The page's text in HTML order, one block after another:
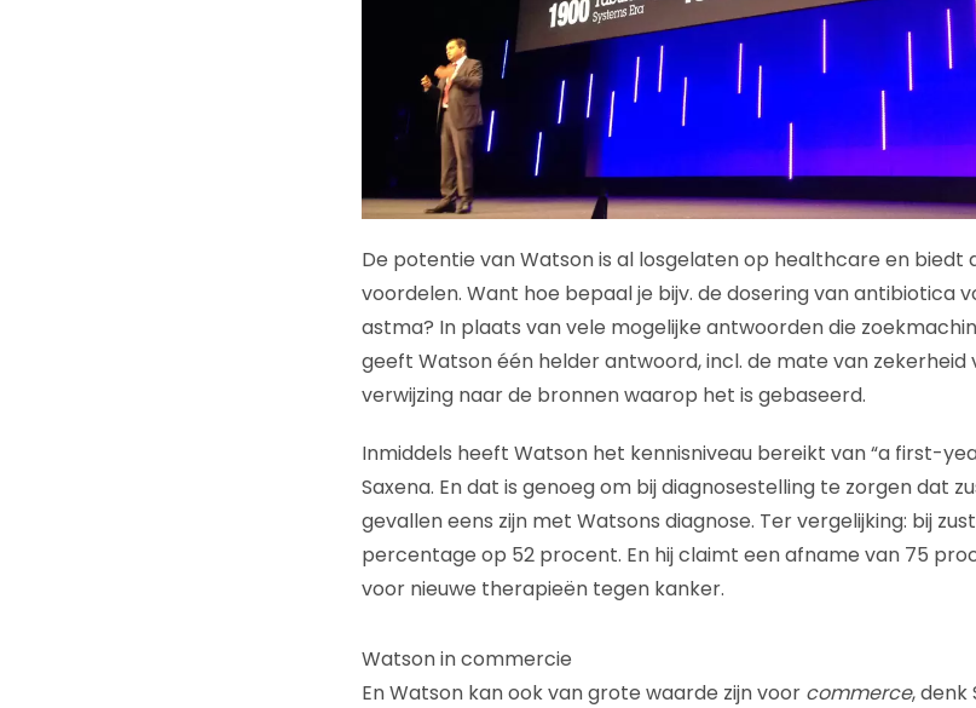
De potentie van Watson is al losgelaten op healthcare en biedt
voordelen. Want hoe bepaal je bijv. de dosering van antibiotica
astma? In plaats van vele mogelijke antwoorden die
geeft Watson één helder antwoord, incl. de mate van
verwijzing naar de bronnen waarop het is gebaseerd.
Inmiddels heeft Watson het kennisniveau bereikt van “a first-
Saxena. En dat is genoeg om bij diagnosestelling te zorgen dat
gevallen eens zijn met Watsons diagnose. Ter vergelijking: bij
percentage op 52 procent. En hij claimt een afname van 75
voor nieuwe therapieën tegen kanker.
Watson in commercie
En Watson kan ook van grote waarde zijn voor commerce, denk